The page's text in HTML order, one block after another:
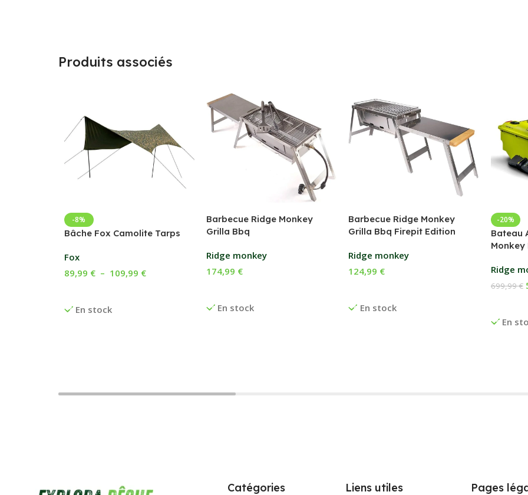
Produits associés
-8%
Bâche Fox Camolite Tarps
Fox
En stock
89,99 € – 109,99 €
Barbecue Ridge Monkey
Grilla Bbq
Ridge monkey
En stock
174,99 €
Barbecue Ridge Monkey
Grilla Bbq Firepit Edition
Ridge monkey
En stock
124,99 €
-20%
Bateau
Monkey
Ridge
En
699,99€
Catégories Liens utiles Pages